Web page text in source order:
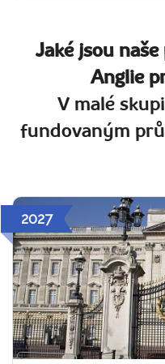
Jaké jsou
Anglie
V malé
fundovaným
2027